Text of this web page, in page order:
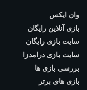
وان ایکس
بازی آنلاین رایگان
سایت بازی رایگان
سایت بازی درامدزا
بررسی بازی ها
بازی های برتر